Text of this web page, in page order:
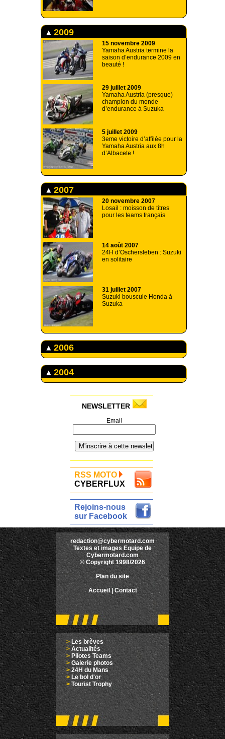
2009
15 novembre 2009
Yamaha Austria termine la
saison d’endurance 2009 en
beauté !
29 juillet 2009
Yamaha Austria (presque)
champion du monde
d’endurance à Suzuka
5 juillet 2009
3eme victoire d’affilée pour la
Yamaha Austria aux 8h
d’Albacete !
2007
20 novembre 2007
Losail : moisson de titres
pour les teams français
14 août 2007
24H d’Oschersleben : Suzuki
en solitaire
31 juillet 2007
Suzuki bouscule Honda à
Suzuka
2006
2004
NEWSLETTER
Email
RSS MOTO
CYBERFLUX
Rejoins-nous
sur Facebook
redaction@cybermotard.com
Textes et images Equipe de
Cybermotard.com
© Copyright 1998/2026
Plan du site
Accueil |Contact
>Les brèves
> Actualités
> Pilotes Teams
>Galerie photos
>24H du Mans
>Le bol d'or
> Tourist Trophy